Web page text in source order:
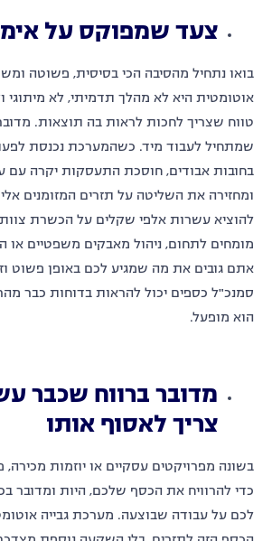
צעד שמפוקס על
בואו נתחיל מהסיבה הכי בסיסית, פשוטה
אוטומטית היא לא מהלך תדמיתי, לא מיתוגי
טווח שצריך לחכות לראות בה תוצאות. מדובר
שמתחיל לעבוד מיד. כשהמערכת נכנסת
בחובות אבודים, חוסכת התעסקות יקרה עם
ומחזירה את השליטה על תזרים המזומנים
להוציא עשרות אלפי שקלים על הכשרת
מומחים לתחום, ניהול מאבקים משפטיים או
אתם גובים את מה שמגיע לכם באופן פשוט
סמנכ"ל כספים יכול להראות בדוחות כבר
הוא מופעל.
מדובר ברווח שכבר
צריך לאסוף אותו
בשונה מפרויקטים עסקיים או יוזמות מכירה,
כדי להרוויח את הכסף שלכם, היות ומדובר
לכם על עבודה שבוצעה. מערכת גבייה